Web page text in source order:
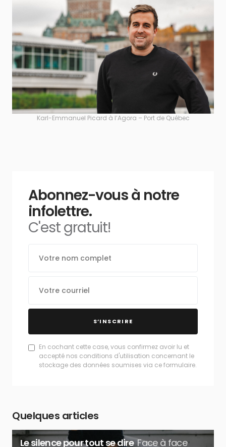
Karl-Emmanuel Picard à l’Agora – Port de Québec
Abonnez-vous à notre
infolettre.
C'est gratuit!
S’INSCRIRE
En cochant cette case, vous confirmez avoir lu et
accepté nos conditions d'utilisation concernant le
stockage des données soumises via ce formulaire.
Quelques articles
Le silence pour tout se dire Face à face